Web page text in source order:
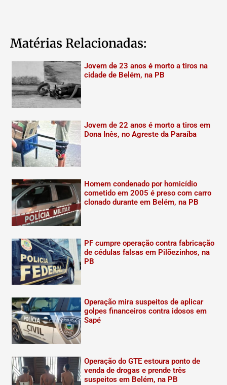
Matérias Relacionadas:
Jovem de 23 anos é morto a tiros na
cidade de Belém, na PB
Jovem de 22 anos é morto a tiros em
Dona Inês, no Agreste da Paraíba
Homem condenado por homicídio
cometido em 2005 é preso com carro
clonado durante em Belém, na PB
PF cumpre operação contra fabricação
de cédulas falsas em Pilõezinhos, na
PB
Operação mira suspeitos de aplicar
golpes financeiros contra idosos em
Sapé
Operação do GTE estoura ponto de
venda de drogas e prende três
suspeitos em Belém, na PB